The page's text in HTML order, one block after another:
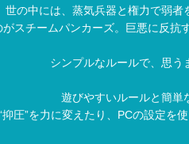
世の中には、蒸気兵器と権力で弱者
スチームパンカーズ。巨悪に反抗
シンプルなルールで、思う
遊びやすいルールと簡単
圧”を力に変えたり、PCの設定を